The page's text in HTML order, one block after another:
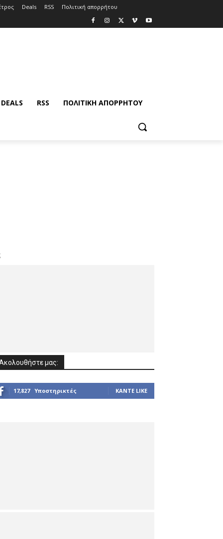
Deals RSS Πολιτική απορρήτου
DEALS RSS ΠΟΛΙΤΙΚΉ ΑΠΟΡΡΉΤΟΥ
μας:
17,827 Υποστηρικτές ΚΆΝΤΕ LIKE